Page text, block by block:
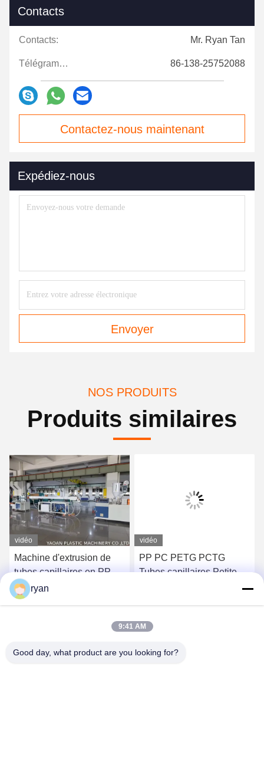
Contacts
Contacts: Mr. Ryan Tan
Télégramme: 86-138-25752088
Contactez-nous maintenant
Expédiez-nous
Envoyer
NOS PRODUITS
Produits similaires
vidéo
Machine d'extrusion de
tubes capillaires en PP
PC PETG
Obtenez le meilleur prix
vidéo
PP PC PETG PCTG
Tubes capillaires Petite
ryan
9:41 AM
Good day, what product are you looking for?